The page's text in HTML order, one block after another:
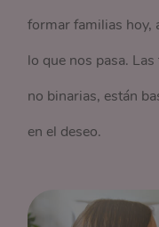
formar familias hoy,
lo que nos pasa.
no binarias, están
en el deseo.